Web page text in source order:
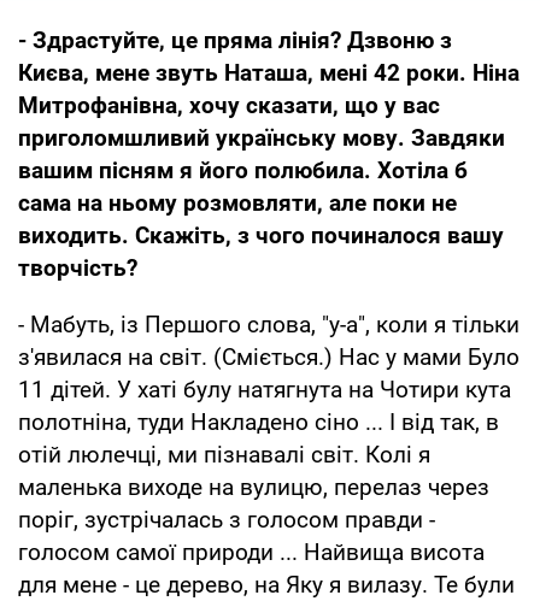
- Здрастуйте, це пряма лінія? Дзвоню з
Києва, мене звуть Наташа, мені 42 роки. Ніна
Митрофанівна, хочу сказати, що у вас
приголомшливий українську мову. Завдяки
вашим пісням я його полюбила. Хотіла б
сама на ньому розмовляти, але поки не
виходить. Скажіть, з чого починалося вашу
творчість?
- Мабуть, iз Першого слова, "у-а", коли я тiльки
з'явилася на свiт. (Сміється.) Нас у мами Було
11 дiтей. У хатi булу натягнута на Чотири кута
полотніна, туди Накладено сiно ... I від так, в
отiй люлечцi, ми пiзнавалі свiт. Колі я
маленька виходе на вулицю, перелаз через
порiг, зустрiчалась з голосом правди -
голосом самої природи ... Найвища висота
для мене - це дерево, на Яку я вилазу. Те були